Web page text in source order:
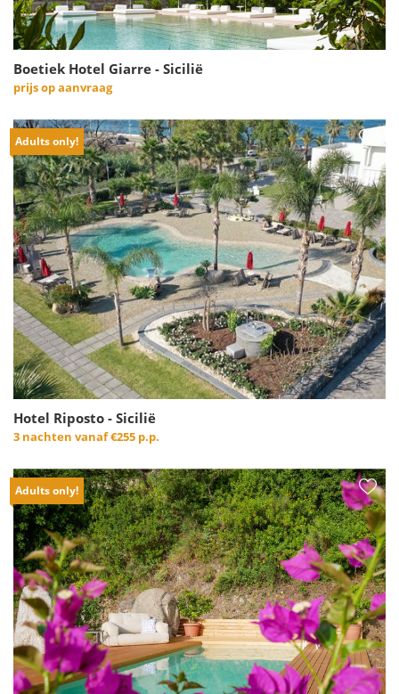
Boetiek Hotel Giarre - Sicilië
prijs op aanvraag
Adults only!
Hotel Riposto - Sicilië
3 nachten vanaf€255 p.p.
Adults only!